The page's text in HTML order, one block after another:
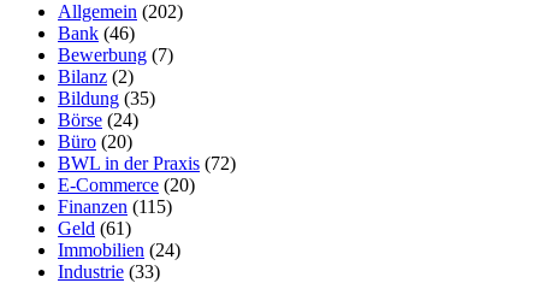
Allgemein (202)
Bank (46)
Bewerbung (7)
Bilanz (2)
Bildung (35)
Börse (24)
Büro (20)
BWL in der Praxis (72)
E-Commerce (20)
Finanzen (115)
Geld (61)
Immobilien (24)
Industrie (33)